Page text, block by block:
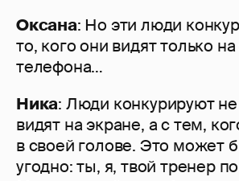
Оксана: Но эти люди
то, кого они видят только
телефона…
Ника: Люди конкурируют не
видят на экране, а с тем,
в своей голове. Это может
угодно: ты, я, твой тренер